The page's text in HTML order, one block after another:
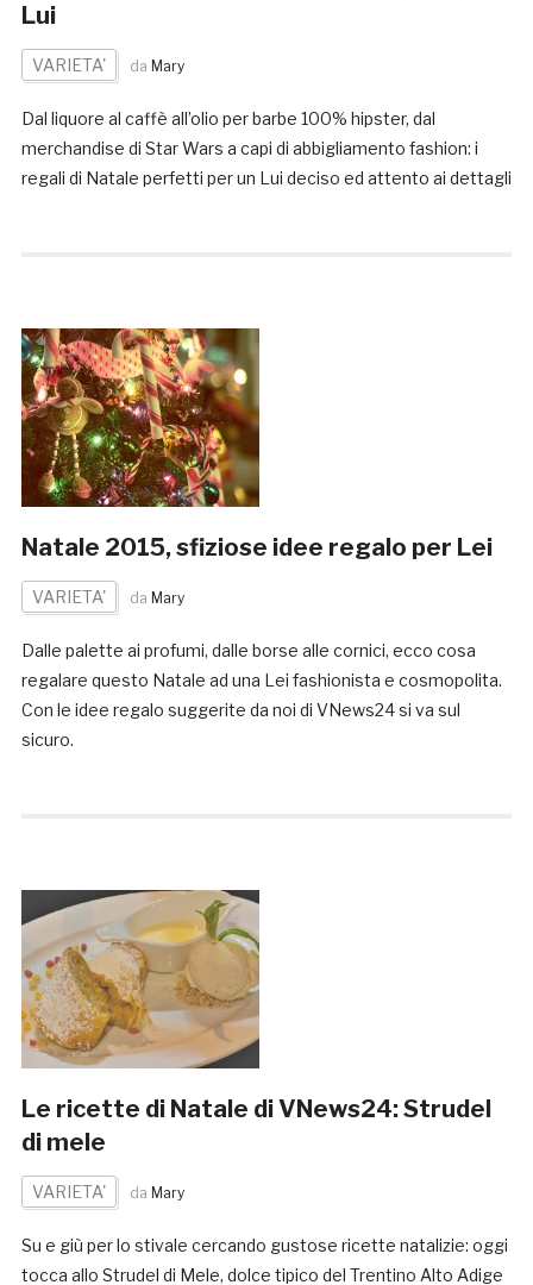
Lui
VARIETA' da Mary
Dal liquore al caffè all’olio per barbe 100% hipster, dal
merchandise di Star Wars a capi di abbigliamento fashion: i
regali di Natale perfetti per un Lui deciso ed attento ai dettagli
Natale 2015, sfiziose idee regalo per Lei
VARIETA' da Mary
Dalle palette ai profumi, dalle borse alle cornici, ecco cosa
regalare questo Natale ad una Lei fashionista e cosmopolita.
Con le idee regalo suggerite da noi di VNews24 si va sul
sicuro.
Le ricette di Natale di VNews24: Strudel
di mele
VARIETA' da Mary
Su e giù per lo stivale cercando gustose ricette natalizie: oggi
tocca allo Strudel di Mele, dolce tipico del Trentino Alto Adige